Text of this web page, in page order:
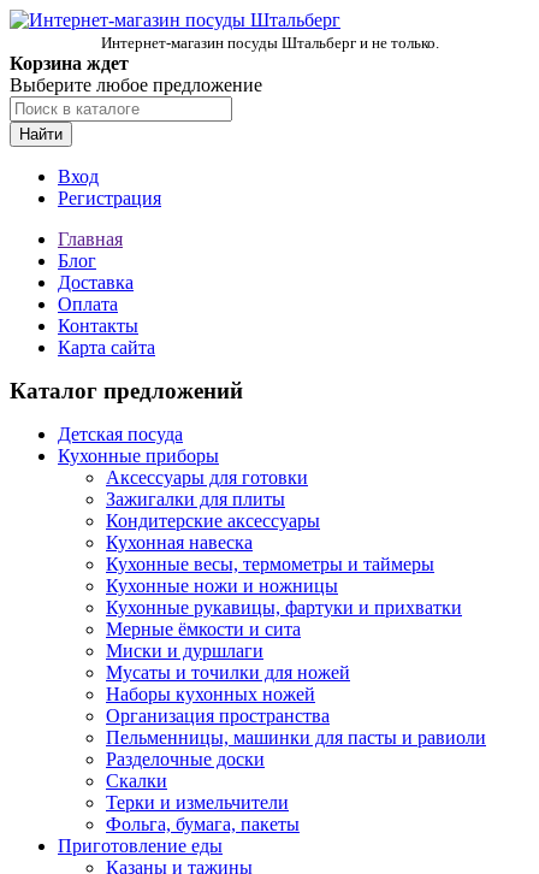
Интернет-магазин посуды Штальберг и не только.
Корзина ждет
Выберите любое предложение
Найти
Вход
Регистрация
Главная
Блог
Доставка
Оплата
Контакты
Карта сайта
Каталог предложений
Детская посуда
Кухонные приборы
Аксессуары для готовки
Зажигалки для плиты
Кондитерские аксессуары
Кухонная навеска
Кухонные весы, термометры и таймеры
Кухонные ножи и ножницы
Кухонные рукавицы, фартуки и прихватки
Мерные ёмкости и сита
Миски и дуршлаги
Мусаты и точилки для ножей
Наборы кухонных ножей
Организация пространства
Пельменницы, машинки для пасты и равиоли
Разделочные доски
Скалки
Терки и измельчители
Фольга, бумага, пакеты
Приготовление еды
Казаны и тажины